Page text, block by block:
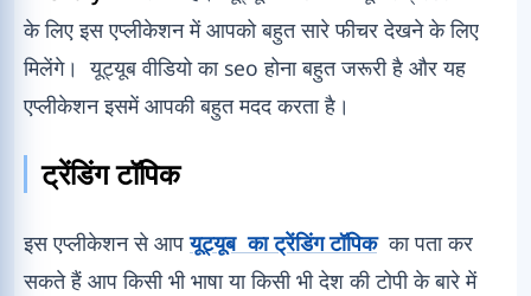
के लिए इस एप्लीकेशन में आपको बहुत सारे फीचर देखने के लिए
मिलेंगे। यूट्यूब वीडियो का seo होना बहुत जरूरी है और यह
एप्लीकेशन इसमें आपकी बहुत मदद करता है।
ट्रेंडिंग टॉपिक
इस एप्लीकेशन से आपयूट्यूब का ट्रेंडिंग टॉपिकका पता कर
सकते हैं आप किसी भी भाषा या किसी भी देश की टोपी के बारे में